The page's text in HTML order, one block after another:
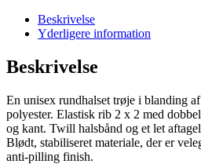
Beskrivelse
Yderligere information
Beskrivelse
En unisex rundhalset trøje i blanding
polyester. Elastisk rib 2 x 2 med
og kant. Twill halsbånd og et let
Blødt, stabiliseret materiale, der er
anti-pilling finish.